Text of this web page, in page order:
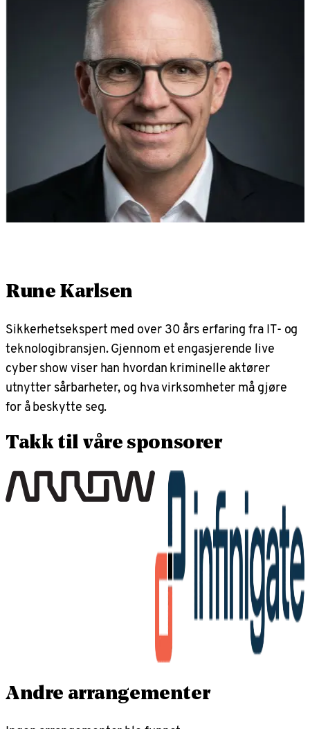
Rune Karlsen
Sikkerhetsekspert med over 30 års erfaring fra IT- og
teknologibransjen. Gjennom et engasjerende live
cyber show viser han hvordan kriminelle aktører
utnytter sårbarheter, og hva virksomheter må gjøre
for å beskytte seg.
Takk til våre sponsorer
Andre arrangementer